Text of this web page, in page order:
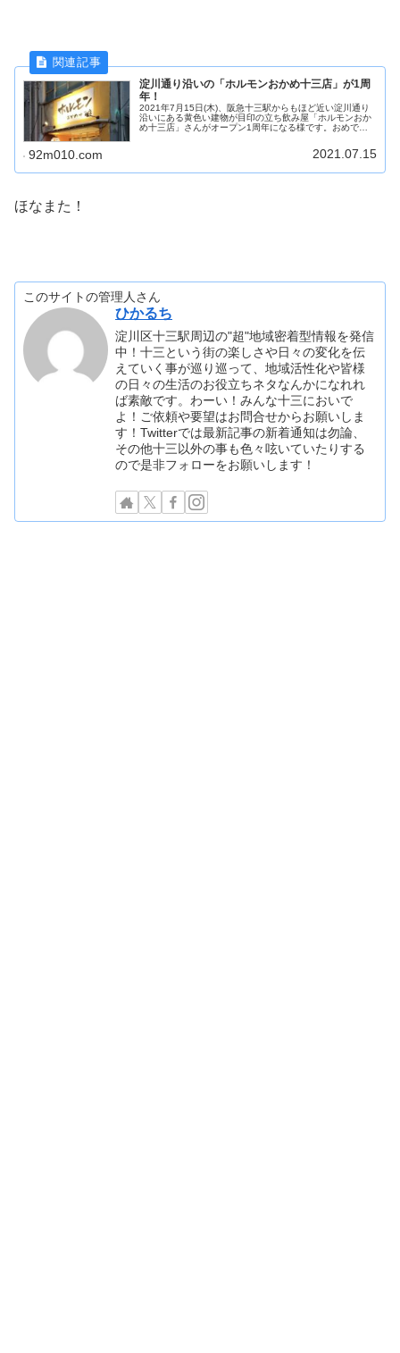
淀川通り沿いの「ホルモンおかめ十三店」が1周
年！
2021年7月15日(木)、阪急十三駅からもほど近い淀川通り
沿いにある黄色い建物が目印の立ち飲み屋「ホルモンおか
め十三店」さんがオープン1周年になる様です。おめでと
92m010.com 2021.07.15
ほなまた！
このサイトの管理人さん
ひかるち
淀川区十三駅周辺の"超"地域密着型情報を発信
中！十三という街の楽しさや日々の変化を伝
えていく事が巡り巡って、地域活性化や皆様
の日々の生活のお役立ちネタなんかになれれ
ば素敵です。わーい！みんな十三においで
よ！ご依頼や要望はお問合せからお願いしま
す！Twitterでは最新記事の新着通知は勿論、
その他十三以外の事も色々呟いていたりする
ので是非フォローをお願いします！